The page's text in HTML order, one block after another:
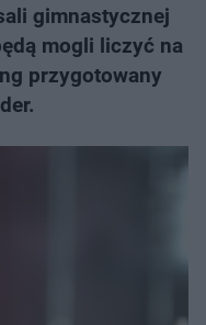
gimnastycznej
mogli liczyć na
przygotowany